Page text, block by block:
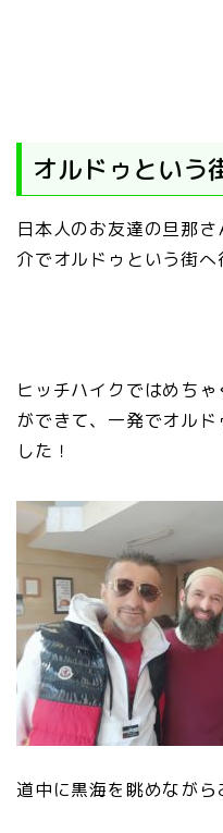
オルドゥという
日本人のお友達の旦那
介でオルドゥという街
ヒッチハイクではめち
ができて、一発でオル
した！
道中に黒海を眺めなが